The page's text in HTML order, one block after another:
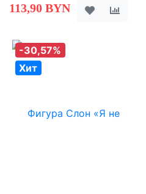
113,90 BYN
-30,57%
Хит